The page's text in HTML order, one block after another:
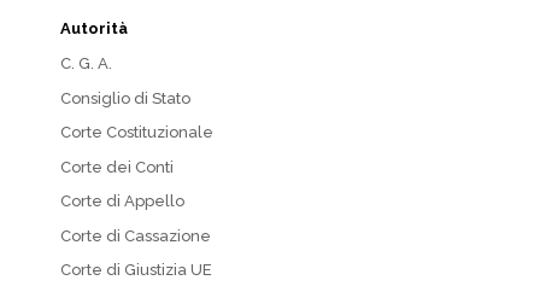
Autorità
C. G. A.
Consiglio di Stato
Corte Costituzionale
Corte dei Conti
Corte di Appello
Corte di Cassazione
Corte di Giustizia UE